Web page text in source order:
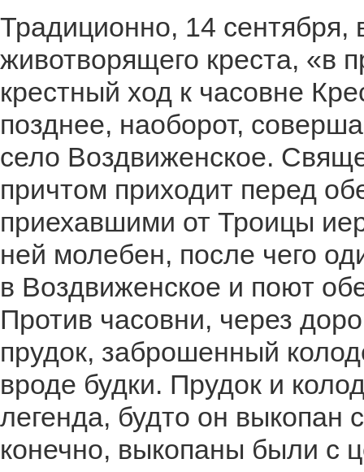
Традиционно, 14 сентября,
животворящего креста, «в
крестный ход к часовне
позднее, наоборот,
село Воздвиженское.
причтом приходит перед
приехавшими от Троицы
ней молебен, после чего
в Воздвиженское и поют
Против часовни, через
прудок, заброшенный
вроде будки. Прудок и
легенда, будто он
конечно, выкопаны были с